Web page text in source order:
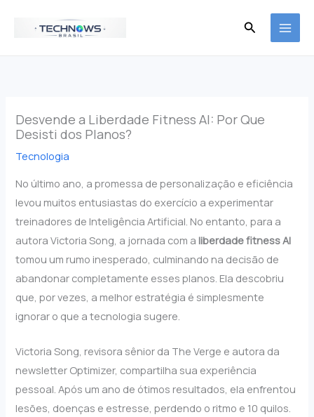
Pesquisar
Desvende a Liberdade Fitness AI: Por Que
Desisti dos Planos?
Tecnologia
No último ano, a promessa de personalização e eficiência
levou muitos entusiastas do exercício a experimentar
treinadores de Inteligência Artificial. No entanto, para a
autora Victoria Song, a jornada com a liberdade fitness AI
tomou um rumo inesperado, culminando na decisão de
abandonar completamente esses planos. Ela descobriu
que, por vezes, a melhor estratégia é simplesmente
ignorar o que a tecnologia sugere.
Victoria Song, revisora sênior da The Verge e autora da
newsletter Optimizer, compartilha sua experiência
pessoal. Após um ano de ótimos resultados, ela enfrentou
lesões, doenças e estresse, perdendo o ritmo e 10 quilos.